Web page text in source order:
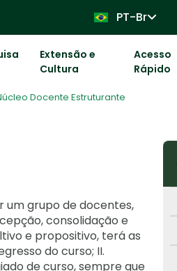
PT-Br
Extensão e
Cultura
Acesso
Rápido
Docente Estruturante
um grupo de docentes,
consolidação e
e propositivo, terá as
do curso; II.
de curso, sempre que